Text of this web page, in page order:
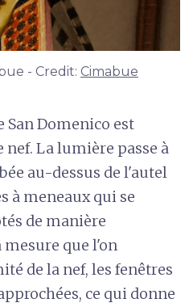
- Credit: Cimabue
Domenico est
La lumière passe à
au-dessus de l'autel
à meneaux qui se
de manière
que l'on
de la nef, les fenêtres
ce qui donne